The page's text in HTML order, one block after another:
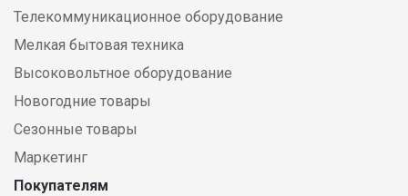
Телекоммуникационное оборудование
Мелкая бытовая техника
Высоковольтное оборудование
Новогодние товары
Сезонные товары
Маркетинг
Покупателям